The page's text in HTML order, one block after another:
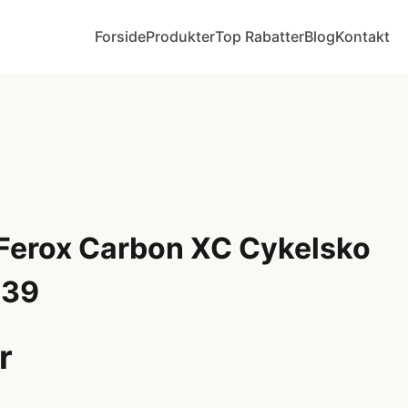
ForsideProdukterTop RabatterBlogKontakt
Carbon XC Cykelsko